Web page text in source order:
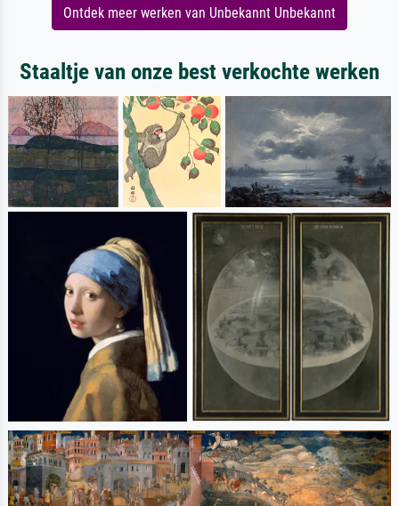
Ontdek meer werken van Unbekannt Unbekannt
Staaltje van onze best verkochte werken